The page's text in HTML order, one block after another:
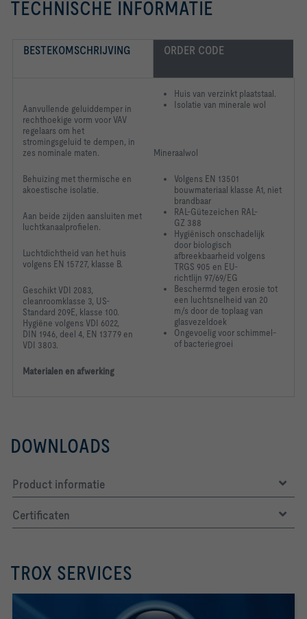
-   Faced with glass fibre fabric as protection against
grootte:				125
Stromingsgeluid LW,NR              17   dB
             Stromingsgeluid, geluidvermogen
TECHNISCHE INFORMATIE
BESTEKOMSCHRIJVING ORDER CODE
Aanvullende geluiddemper in
rechthoekige vorm voor VAV
regelaars om het
stromingsgeluid te dempen, in
zes nominale maten.
Behuizing met thermische en
akoestische isolatie.
Aan beide zijden aansluiten met
luchtkanaalprofielen.
Luchtdichtheid van het huis
volgens EN 15727, klasse B.
Geschikt VDI 2083,
cleanroomklasse 3, US-
Standard 209E, klasse 100.
Hygiëne volgens VDI 6022,
DIN 1946, deel 4, EN 13779 en
VDI 3803.
Materialen en afwerking
Huis van verzinkt plaatstaal.
Isolatie van minerale wol
Mineraalwol
Volgens EN 13501
bouwmateriaal klasse A1, niet
brandbaar
RAL-Gütezeichen RAL-
GZ 388
Hygiënisch onschadelijk
door biologisch
afbreekbaarheid volgens
TRGS 905 en EU-
richtlijn 97/69/EG
Beschermd tegen erosie tot
een luchtsnelheid van 20
m/s door de toplaag van
glasvezeldoek
Ongevoelig voor schimmel-
of bacteriegroei
DOWNLOADS
Product informatie
Certificaten
TROX SERVICES